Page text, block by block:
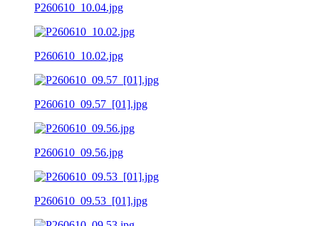
P260610_10.04.jpg
P260610_10.02.jpg
P260610_09.57_[01].jpg
P260610_09.56.jpg
P260610_09.53_[01].jpg